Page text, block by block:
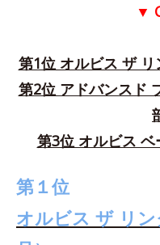
▼
第1位 オルビス ザ リ
第2位 アドバンスド
第3位 オルビス
第１位
オルビス ザ リ